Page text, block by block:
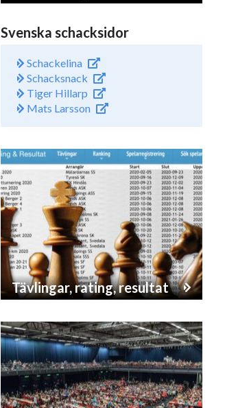
Svenska schacksidor
Schackelina
Schacksnack
Tiger Hillarp
Mats Larsson
Tävlingar, rating, resultat